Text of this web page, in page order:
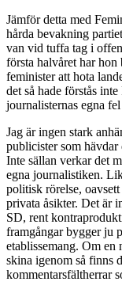
Jämför detta med
hårda bevakning
van vid tuffa tag i
första halvåret har
feminister att hota
det så hade förstås
journalisternas egna
Jag är ingen stark
publicister som
Inte sällan verkar det
egna journalistiken.
politisk rörelse,
privata åsikter. Det är
SD, rent
framgångar bygger ju
etablissemang. Om en
skina igenom så finns
kommentarsfältherrar